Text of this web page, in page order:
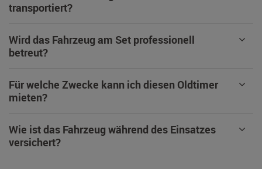
transportiert?
Wird das Fahrzeug am Set professionell
betreut?
Für welche Zwecke kann ich diesen Oldtimer
mieten?
Wie ist das Fahrzeug während des Einsatzes
versichert?